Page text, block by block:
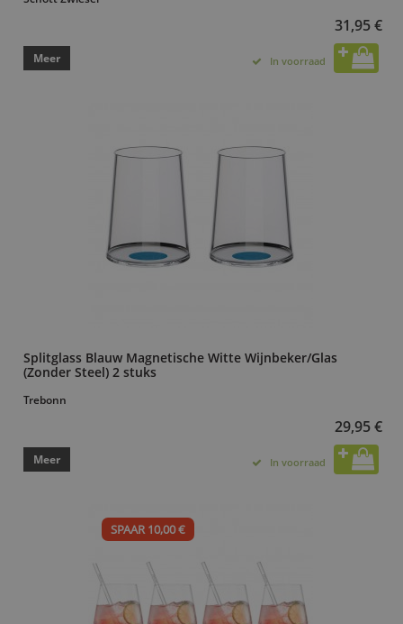
31,95 €
Meer In voorraad
Splitglass Blauw Magnetische Witte Wijnbeker/Glas
(Zonder Steel) 2 stuks
Trebonn
29,95 €
Meer In voorraad
SPAAR 10,00 €